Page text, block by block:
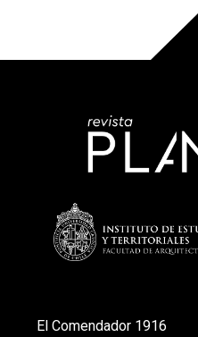
El Comendador 1916